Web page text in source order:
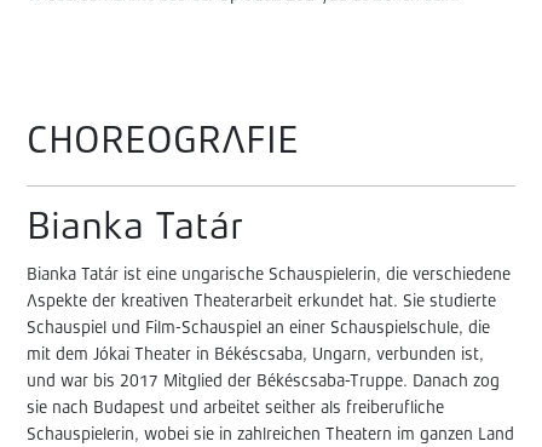
CHOREOGRAFIE
Bianka Tatár
Bianka Tatár ist eine ungarische Schauspielerin, die verschiedene
Aspekte der kreativen Theaterarbeit erkundet hat. Sie studierte
Schauspiel und Film-Schauspiel an einer Schauspielschule, die
mit dem Jókai Theater in Békéscsaba, Ungarn, verbunden ist,
und war bis 2017 Mitglied der Békéscsaba-Truppe. Danach zog
sie nach Budapest und arbeitet seither als freiberufliche
Schauspielerin, wobei sie in zahlreichen Theatern im ganzen Land